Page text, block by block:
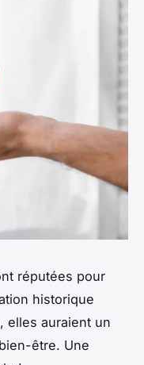
réputées pour
historique
elles auraient un
être. Une